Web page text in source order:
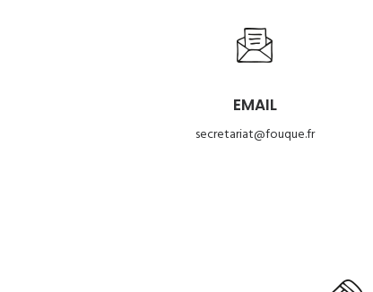
EMAIL
secretariat@fouque.fr